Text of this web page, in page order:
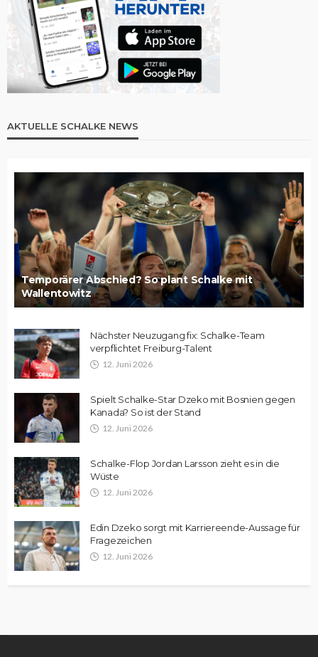
AKTUELLE SCHALKE NEWS
Temporärer Abschied? So plant Schalke mit
Wallentowitz
Nächster Neuzugang fix: Schalke-Team
verpflichtet Freiburg-Talent
12. Juni 2026
Spielt Schalke-Star Dzeko mit Bosnien gegen
Kanada? So ist der Stand
12. Juni 2026
Schalke-Flop Jordan Larsson zieht es in die
Wüste
12. Juni 2026
Edin Dzeko sorgt mit Karriereende-Aussage für
Fragezeichen
12. Juni 2026